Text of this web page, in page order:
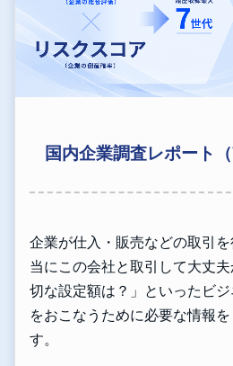
国内企業調査レポート（
企業が仕入・販売などの取引
当にこの会社と取引して大丈
切な設定額は？」といったビ
をおこなうために必要な情報
す。